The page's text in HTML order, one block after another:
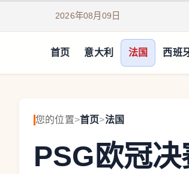
2026年08月09日
首页 意大利 法国 西班
您的位置>首页>法国
PSG欧冠